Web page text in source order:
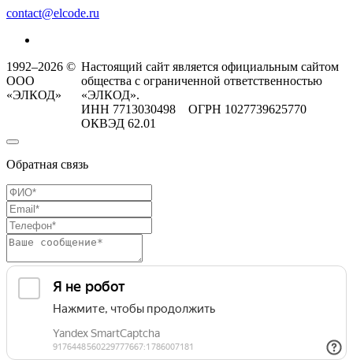
contact@elcode.ru
1992–2026 ©
ООО
«ЭЛКОД»
Настоящий сайт является официальным сайтом
общества с ограниченной ответственностью
«ЭЛКОД».
ИНН 7713030498 ОГРН 1027739625770
ОКВЭД 62.01
Обратная связь